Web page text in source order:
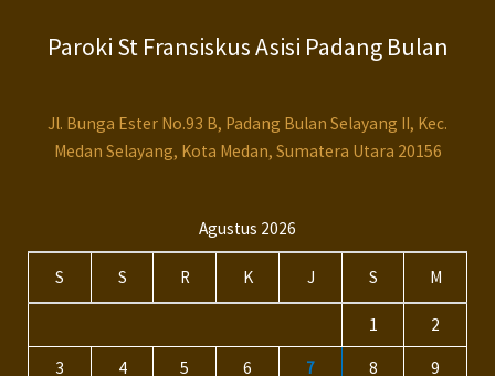
Paroki St Fransiskus Asisi Padang Bulan
Jl. Bunga Ester No.93 B, Padang Bulan Selayang II, Kec.
Medan Selayang, Kota Medan, Sumatera Utara 20156
Agustus 2026
S S R K J S M
1 2
3 4 5 6 7 8 9